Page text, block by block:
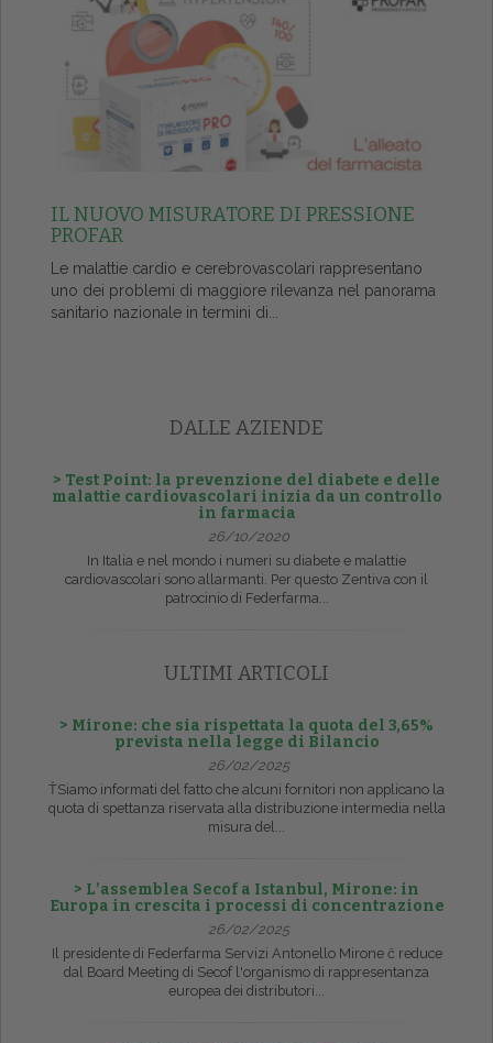
IL NUOVO MISURATORE DI PRESSIONE
PROFAR
Le malattie cardio e cerebrovascolari rappresentano
uno dei problemi di maggiore rilevanza nel panorama
sanitario nazionale in termini di...
DALLE AZIENDE
> Test Point: la prevenzione del diabete e delle
malattie cardiovascolari inizia da un controllo
in farmacia
26/10/2020
In Italia e nel mondo i numeri su diabete e malattie
cardiovascolari sono allarmanti. Per questo Zentiva con il
patrocinio di Federfarma...
ULTIMI ARTICOLI
> Mirone: che sia rispettata la quota del 3,65%
prevista nella legge di Bilancio
26/02/2025
ŤSiamo informati del fatto che alcuni fornitori non applicano la
quota di spettanza riservata alla distribuzione intermedia nella
misura del...
> L’assemblea Secof a Istanbul, Mirone: in
Europa in crescita i processi di concentrazione
26/02/2025
Il presidente di Federfarma Servizi Antonello Mirone č reduce
dal Board Meeting di Secof l'organismo di rappresentanza
europea dei distributori...